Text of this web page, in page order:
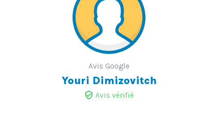
Avis Google
Youri Dimizovitch
verified_user Avis vérifié